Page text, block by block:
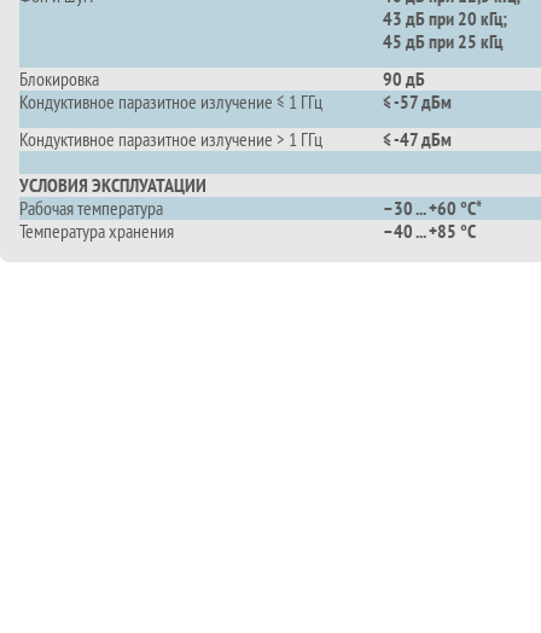
43 дБ при 20 кГц;
45 дБ при 25 кГц
Блокировка
90 дБ
Кондуктивное паразитное излучение ≤ 1 ГГц
≤ -57 дБм
Кондуктивное паразитное излучение > 1 ГГц
≤ -47 дБм
УСЛОВИЯ ЭКСПЛУАТАЦИИ
Рабочая температура
–30 ... +60 °C*
Температура хранения
–40 ... +85 °C